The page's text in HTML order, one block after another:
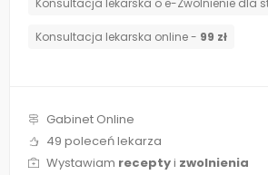
Konsultacja lekarska o e-Zwolnienie dla
Konsultacja lekarska online - 99 zł
Gabinet Online
49 poleceń lekarza
Wystawiam receptyi zwolnienia